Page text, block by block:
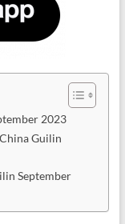
2023
Guilin
September